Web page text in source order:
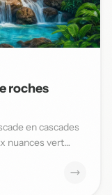
roches
en cascades
nuances vert